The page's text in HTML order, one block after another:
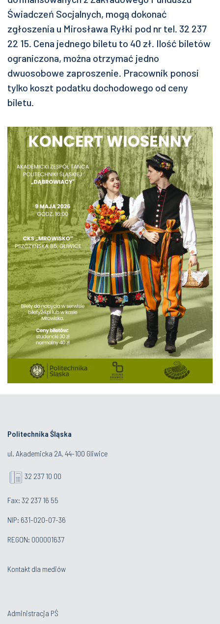
Świadczeń Socjalnych, mogą dokonać
zgłoszenia u Mirosława Ryłki pod nr tel. 32 237
22 15. Cena jednego biletu to 40 zł. Ilość biletów
ograniczona, można otrzymać jedno
dwuosobowe zaproszenie. Pracownik ponosi
tylko koszt podatku dochodowego od ceny
biletu.
Politechnika Śląska
ul. Akademicka 2A, 44-100 Gliwice
32 237 10 00
Fax: 32 237 16 55
NIP: 631-020-07-36
REGON: 000001637
Kontakt dla mediów
Administracja PŚ